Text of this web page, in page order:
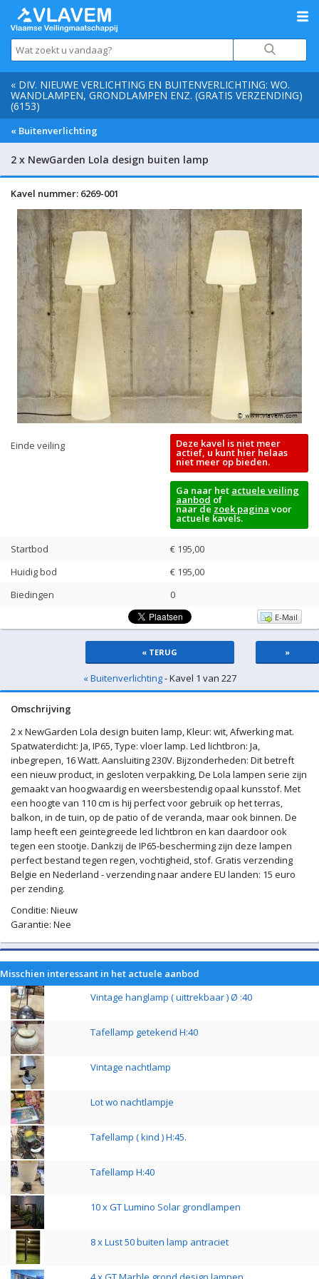
« DIV. NIEUWE VERLICHTING EN BUITENVERLICHTING: WO.
WANDLAMPEN, GRONDLAMPEN ENZ. (GRATIS VERZENDING)
(6153)
« Buitenverlichting
2 x NewGarden Lola design buiten lamp
Kavel nummer: 6269-001
Einde veiling Deze kavel is niet meer
actief, u kunt hier helaas
niet meer op bieden.
Ga naar het actuele veiling
aanbod of
naar de zoek pagina voor
actuele kavels.
Startbod
€ 195,00
Huidig bod
€ 195,00
Biedingen
0
E-Mail
« TERUG »
« Buitenverlichting- Kavel 1 van 227
Omschrijving
2 x NewGarden Lola design buiten lamp, Kleur: wit, Afwerking mat.
Spatwaterdicht: Ja, IP65, Type: vloer lamp. Led lichtbron: Ja,
inbegrepen, 16 Watt. Aansluiting 230V. Bijzonderheden: Dit betreft
een nieuw product, in gesloten verpakking, De Lola lampen serie zijn
gemaakt van hoogwaardig en weersbestendig opaal kunsstof. Met
een hoogte van 110 cm is hij perfect voor gebruik op het terras,
balkon, in de tuin, op de patio of de veranda, maar ook binnen. De
lamp heeft een geintegreede led lichtbron en kan daardoor ook
tegen een stootje. Dankzij de IP65-bescherming zijn deze lampen
perfect bestand tegen regen, vochtigheid, stof. Gratis verzending
Belgie en Nederland - verzending naar andere EU landen: 15 euro
per zending.
Conditie: Nieuw
Garantie: Nee
Misschien interessant in het actuele aanbod
Vintage hanglamp ( uittrekbaar ) Ø :40
Tafellamp getekend H:40
Vintage nachtlamp
Lot wo nachtlampje
Tafellamp ( kind ) H:45.
Tafellamp H:40
10 x GT Lumino Solar grondlampen
8 x Lust 50 buiten lamp antraciet